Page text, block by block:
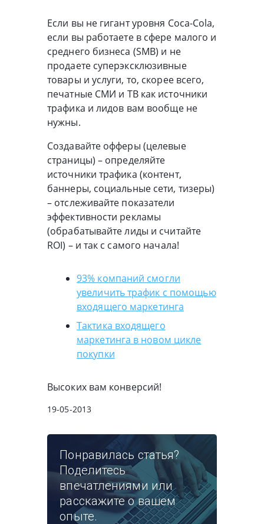
Если вы не гигант уровня Coca-Cola,
если вы работаете в сфере малого и
среднего бизнеса (SMB) и не
продаете суперэксклюзивные
товары и услуги, то, скорее всего,
печатные СМИ и ТВ как источники
трафика и лидов вам вообще не
нужны.
Создавайте офферы (целевые
страницы) – определяйте
источники трафика (контент,
баннеры, социальные сети, тизеры)
– отслеживайте показатели
эффективности рекламы
(обрабатывайте лиды и считайте
ROI) – и так с самого начала!
93% компаний смогли
увеличить трафик с помощью
входящего маркетинга
Тактика входящего
маркетинга в новом цикле
покупки
Высоких вам конверсий!
19-05-2013
Понравилась статья?
Поделитесь
впечатлениями или
расскажите о вашем
опыте.